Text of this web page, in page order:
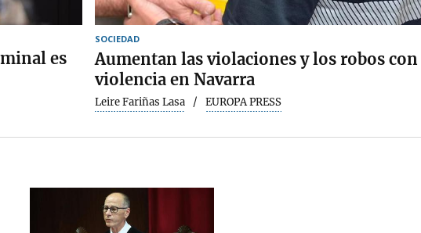
es
SOCIEDAD
Aumentan las violaciones y los robos con
violencia en Navarra
Leire Fariñas Lasa EUROPA PRESS